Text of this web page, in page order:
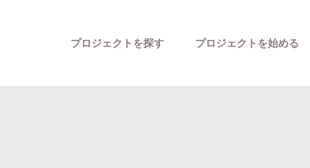
プロジェクトを探す プロジェクトを始める